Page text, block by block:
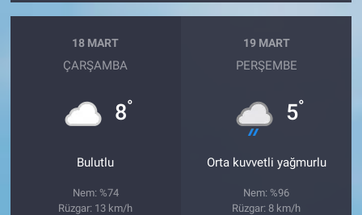
18 MART
ÇARŞAMBA
8°
Bulutlu
Nem: %74
Rüzgar: 13 km/h
19 MART
PERŞEMBE
5°
Orta kuvvetli yağmurlu
Nem: %96
Rüzgar: 8 km/h